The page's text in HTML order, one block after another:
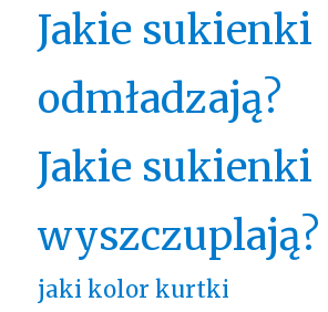
Jakie sukienki
odmładzają?
Jakie sukienki
wyszczuplają?
jaki kolor kurtki